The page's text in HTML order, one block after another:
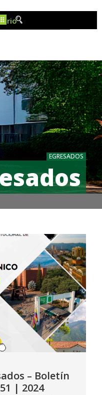
EGRESADOS
– Boletín
51 | 2024